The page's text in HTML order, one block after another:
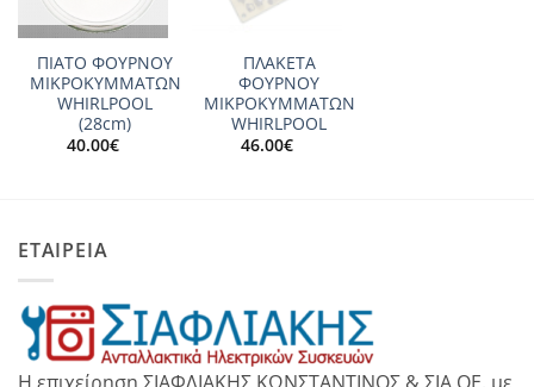
ΠΙΑΤΟ ΦΟΥΡΝΟΥ
ΜΙΚΡΟΚΥΜΜΑΤΩΝ
WHIRLPOOL
(28cm)
40.00€
ΠΛΑΚΕΤΑ
ΦΟΥΡΝΟΥ
ΜΙΚΡΟΚΥΜΜΑΤΩΝ
WHIRLPOOL
46.00€
ΕΤΑΙΡΕΙΑ
Η επιχείρηση ΣΙΑΦΛΙΑΚΗΣ ΚΩΝΣΤΑΝΤΙΝΟΣ & ΣΙΑ ΟΕ, με